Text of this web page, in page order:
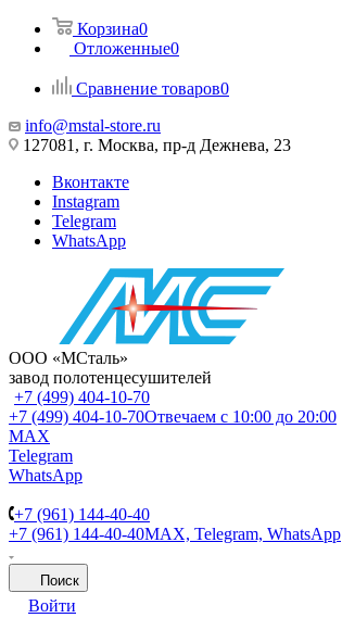
Корзина0
Отложенные0
Сравнение товаров0
info@mstal-store.ru
127081, г. Москва, пр-д Дежнева, 23
Вконтакте
Instagram
Telegram
WhatsApp
ООО «МСталь»
завод полотенцесушителей
+7 (499) 404-10-70
+7 (499) 404-10-70Отвечаем с 10:00 до 20:00
MAX
Telegram
WhatsApp
+7 (961) 144-40-40
+7 (961) 144-40-40MAX, Telegram, WhatsApp
Поиск
Войти